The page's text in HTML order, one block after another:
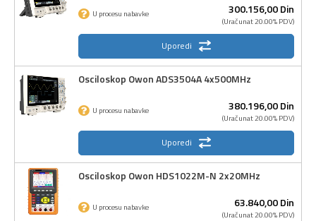
300.156,00Din
(Uračunat 20.00% PDV)
U procesu nabavke
Uporedi
Osciloskop Owon ADS3504A 4x500MHz
380.196,00Din
(Uračunat 20.00% PDV)
U procesu nabavke
Uporedi
Osciloskop Owon HDS1022M-N 2x20MHz
63.840,00Din
(Uračunat 20.00% PDV)
U procesu nabavke